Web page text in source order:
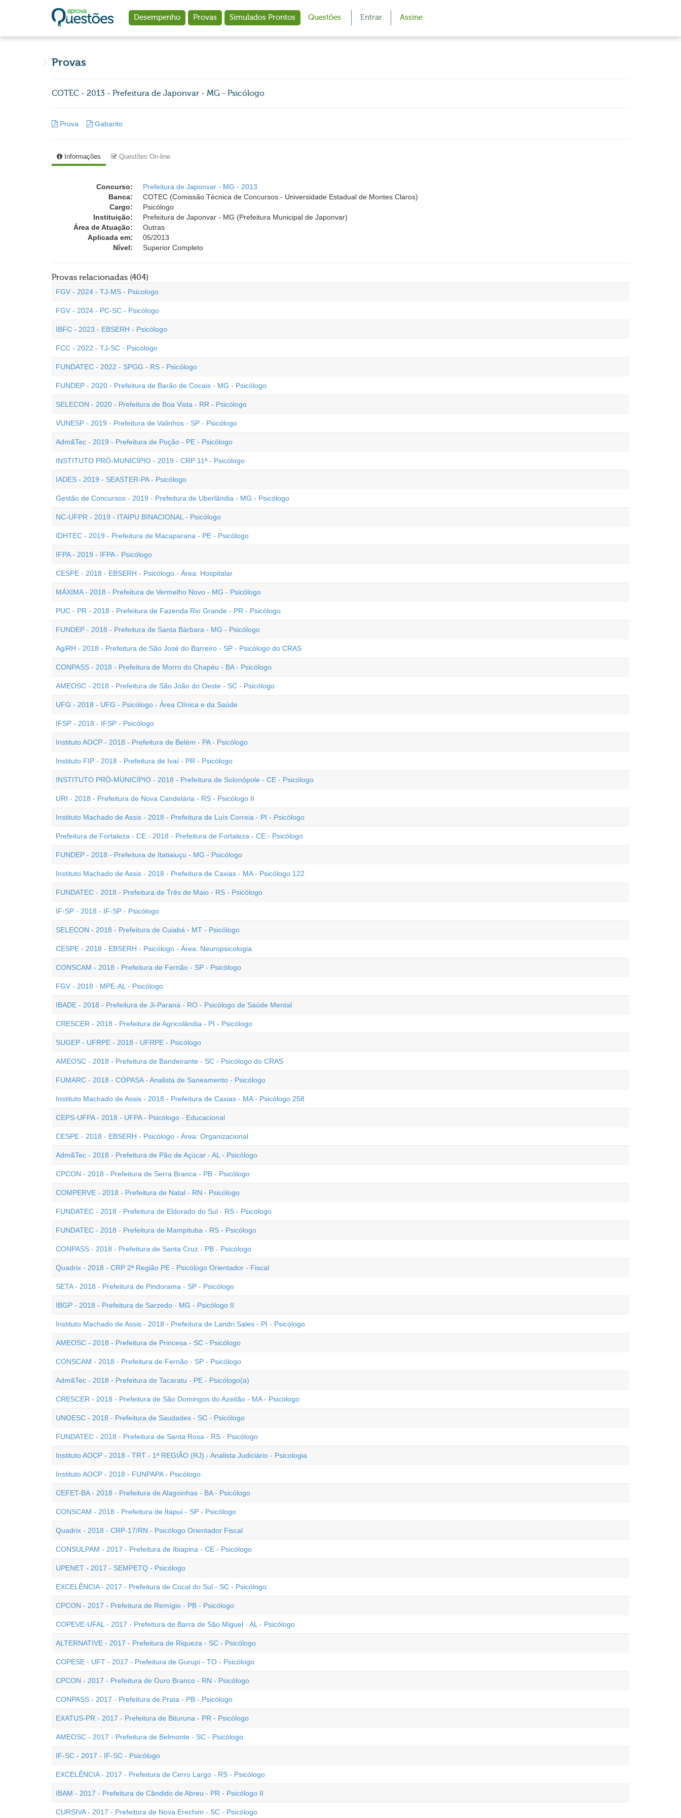
Desempenho Provas Simulados Prontos Questões Entrar Assine
Provas
COTEC - 2013 - Prefeitura de Japonvar - MG - Psicólogo
Prova Gabarito
Informações Questões On-line
Concurso:
Prefeitura de Japonvar - MG - 2013
Banca:
COTEC (Comissão Técnica de Concursos - Universidade Estadual de Montes Claros)
Cargo:
Psicólogo
Instituição:
Prefeitura de Japonvar - MG (Prefeitura Municipal de Japonvar)
Área de Atuação:
Outras
Aplicada em:
05/2013
Nível:
Superior Completo
Provas relacionadas (404)
FGV - 2024 - TJ-MS - Psicologo
FGV - 2024 - PC-SC - Psicólogo
IBFC - 2023 - EBSERH - Psicólogo
FCC - 2022 - TJ-SC - Psicólogo
FUNDATEC - 2022 - SPGG - RS - Psicólogo
FUNDEP - 2020 - Prefeitura de Barão de Cocais - MG - Psicólogo
SELECON - 2020 - Prefeitura de Boa Vista - RR - Psicólogo
VUNESP - 2019 - Prefeitura de Valinhos - SP - Psicólogo
Adm&Tec - 2019 - Prefeitura de Poção - PE - Psicólogo
INSTITUTO PRÓ-MUNICÍPIO - 2019 - CRP 11ª - Psicólogo
IADES - 2019 - SEASTER-PA - Psicólogo
Gestão de Concursos - 2019 - Prefeitura de Uberlândia - MG - Psicólogo
NC-UFPR - 2019 - ITAIPU BINACIONAL - Psicólogo
IDHTEC - 2019 - Prefeitura de Macaparana - PE - Psicólogo
IFPA - 2019 - IFPA - Psicólogo
CESPE - 2018 - EBSERH - Psicólogo - Área: Hospitalar
MÁXIMA - 2018 - Prefeitura de Vermelho Novo - MG - Psicólogo
PUC - PR - 2018 - Prefeitura de Fazenda Rio Grande - PR - Psicólogo
FUNDEP - 2018 - Prefeitura de Santa Bárbara - MG - Psicólogo
AgiRH - 2018 - Prefeitura de São José do Barreiro - SP - Psicólogo do CRAS
CONPASS - 2018 - Prefeitura de Morro do Chapéu - BA - Psicólogo
AMEOSC - 2018 - Prefeitura de São João do Oeste - SC - Psicólogo
UFG - 2018 - UFG - Psicólogo - Área Clínica e da Saúde
IFSP - 2018 - IFSP - Psicólogo
Instituto AOCP - 2018 - Prefeitura de Belém - PA - Psicólogo
Instituto FIP - 2018 - Prefeitura de Ivaí - PR - Psicólogo
INSTITUTO PRÓ-MUNICÍPIO - 2018 - Prefeitura de Solonópole - CE - Psicólogo
URI - 2018 - Prefeitura de Nova Candelária - RS - Psicólogo II
Instituto Machado de Assis - 2018 - Prefeitura de Luís Correia - PI - Psicólogo
Prefeitura de Fortaleza - CE - 2018 - Prefeitura de Fortaleza - CE - Psicólogo
FUNDEP - 2018 - Prefeitura de Itatiaiuçu - MG - Psicólogo
Instituto Machado de Assis - 2018 - Prefeitura de Caxias - MA - Psicólogo 122
FUNDATEC - 2018 - Prefeitura de Três de Maio - RS - Psicólogo
IF-SP - 2018 - IF-SP - Psicólogo
SELECON - 2018 - Prefeitura de Cuiabá - MT - Psicólogo
CESPE - 2018 - EBSERH - Psicólogo - Área: Neuropsicologia
CONSCAM - 2018 - Prefeitura de Fernão - SP - Psicólogo
FGV - 2018 - MPE-AL - Psicólogo
IBADE - 2018 - Prefeitura de Ji-Paraná - RO - Psicólogo de Saúde Mental
CRESCER - 2018 - Prefeitura de Agricolândia - PI - Psicólogo
SUGEP - UFRPE - 2018 - UFRPE - Psicólogo
AMEOSC - 2018 - Prefeitura de Bandeirante - SC - Psicólogo do CRAS
FUMARC - 2018 - COPASA - Analista de Saneamento - Psicólogo
Instituto Machado de Assis - 2018 - Prefeitura de Caxias - MA - Psicólogo 258
CEPS-UFPA - 2018 - UFPA - Psicólogo - Educacional
CESPE - 2018 - EBSERH - Psicólogo - Área: Organizacional
Adm&Tec - 2018 - Prefeitura de Pão de Açúcar - AL - Psicólogo
CPCON - 2018 - Prefeitura de Serra Branca - PB - Psicólogo
COMPERVE - 2018 - Prefeitura de Natal - RN - Psicólogo
FUNDATEC - 2018 - Prefeitura de Eldorado do Sul - RS - Psicólogo
FUNDATEC - 2018 - Prefeitura de Mampituba - RS - Psicólogo
CONPASS - 2018 - Prefeitura de Santa Cruz - PB - Psicólogo
Quadrix - 2018 - CRP 2ª Região PE - Psicólogo Orientador - Fiscal
SETA - 2018 - Prefeitura de Pindorama - SP - Psicólogo
IBGP - 2018 - Prefeitura de Sarzedo - MG - Psicólogo II
Instituto Machado de Assis - 2018 - Prefeitura de Landri Sales - PI - Psicólogo
AMEOSC - 2018 - Prefeitura de Princesa - SC - Psicólogo
CONSCAM - 2018 - Prefeitura de Fernão - SP - Psicólogo
Adm&Tec - 2018 - Prefeitura de Tacaratu - PE - Psicólogo(a)
CRESCER - 2018 - Prefeitura de São Domingos do Azeitão - MA - Psicólogo
UNOESC - 2018 - Prefeitura de Saudades - SC - Psicólogo
FUNDATEC - 2018 - Prefeitura de Santa Rosa - RS - Psicólogo
Instituto AOCP - 2018 - TRT - 1ª REGIÃO (RJ) - Analista Judiciário - Psicologia
Instituto AOCP - 2018 - FUNPAPA - Psicólogo
CEFET-BA - 2018 - Prefeitura de Alagoinhas - BA - Psicólogo
CONSCAM - 2018 - Prefeitura de Itapuí - SP - Psicólogo
Quadrix - 2018 - CRP-17/RN - Psicólogo Orientador Fiscal
CONSULPAM - 2017 - Prefeitura de Ibiapina - CE - Psicólogo
UPENET - 2017 - SEMPETQ - Psicólogo
EXCELÊNCIA - 2017 - Prefeitura de Cocal do Sul - SC - Psicólogo
CPCON - 2017 - Prefeitura de Remígio - PB - Psicólogo
COPEVE-UFAL - 2017 - Prefeitura de Barra de São Miguel - AL - Psicólogo
ALTERNATIVE - 2017 - Prefeitura de Riqueza - SC - Psicólogo
COPESE - UFT - 2017 - Prefeitura de Gurupi - TO - Psicólogo
CPCON - 2017 - Prefeitura de Ouro Branco - RN - Psicólogo
CONPASS - 2017 - Prefeitura de Prata - PB - Psicólogo
EXATUS-PR - 2017 - Prefeitura de Bituruna - PR - Psicólogo
AMEOSC - 2017 - Prefeitura de Belmonte - SC - Psicólogo
IF-SC - 2017 - IF-SC - Psicólogo
EXCELÊNCIA - 2017 - Prefeitura de Cerro Largo - RS - Psicólogo
IBAM - 2017 - Prefeitura de Cândido de Abreu - PR - Psicólogo II
CURSIVA - 2017 - Prefeitura de Nova Erechim - SC - Psicólogo